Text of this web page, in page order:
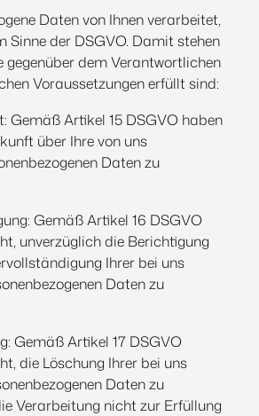
Daten von Ihnen verarbeitet,
Sinne der DSGVO. Damit stehen
gegenüber dem Verantwortlichen
Voraussetzungen erfüllt sind:
Gemäß Artikel 15 DSGVO haben
über Ihre von uns
Daten zu
Gemäß Artikel 16 DSGVO
unverzüglich die Berichtigung
Ihrer bei uns
Daten zu
Gemäß Artikel 17 DSGVO
die Löschung Ihrer bei uns
Daten zu
Verarbeitung nicht zur Erfüllung